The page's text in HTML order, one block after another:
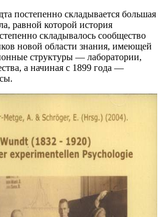
постепенно складывается большая
равной которой история
складывалось сообщество
новой области знания, имеющей
структуры — лаборатории,
а начиная с 1899 года —